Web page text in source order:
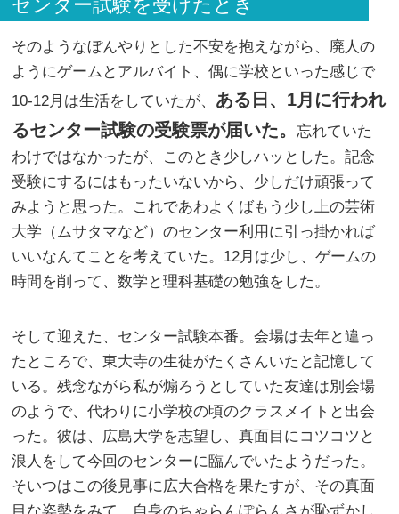
センター試験を受けたとき
そのようなぼんやりとした不安を抱えながら、廃人の
ようにゲームとアルバイト、偶に学校といった感じで
10-12月は生活をしていたが、 ある日、1月に行われ
るセンター試験の受験票が届いた。忘れていた
わけではなかったが、このとき少しハッとした。記念
受験にするにはもったいないから、少しだけ頑張って
みようと思った。これであわよくばもう少し上の芸術
大学（ムサタマなど）のセンター利用に引っ掛かれば
いいなんてことを考えていた。12月は少し、ゲームの
時間を削って、数学と理科基礎の勉強をした。
そして迎えた、センター試験本番。会場は去年と違っ
たところで、東大寺の生徒がたくさんいたと記憶して
いる。残念ながら私が煽ろうとしていた友達は別会場
のようで、代わりに小学校の頃のクラスメイトと出会
った。彼は、広島大学を志望し、真面目にコツコツと
浪人をして今回のセンターに臨んでいたようだった。
そいつはこの後見事に広大合格を果たすが、その真面